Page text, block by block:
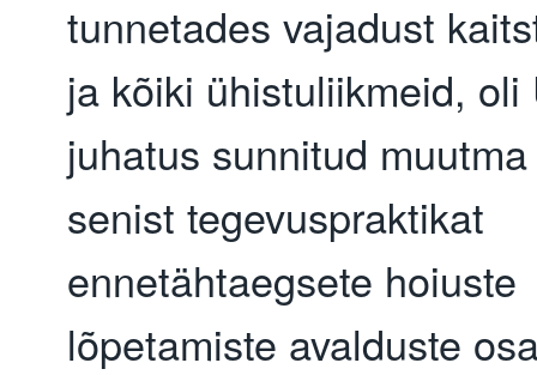
tunnetades vajadust
ja kõiki ühistuliikmeid, oli
juhatus sunnitud
senist tegevuspraktikat
ennetähtaegsete hoiuste
lõpetamiste avalduste